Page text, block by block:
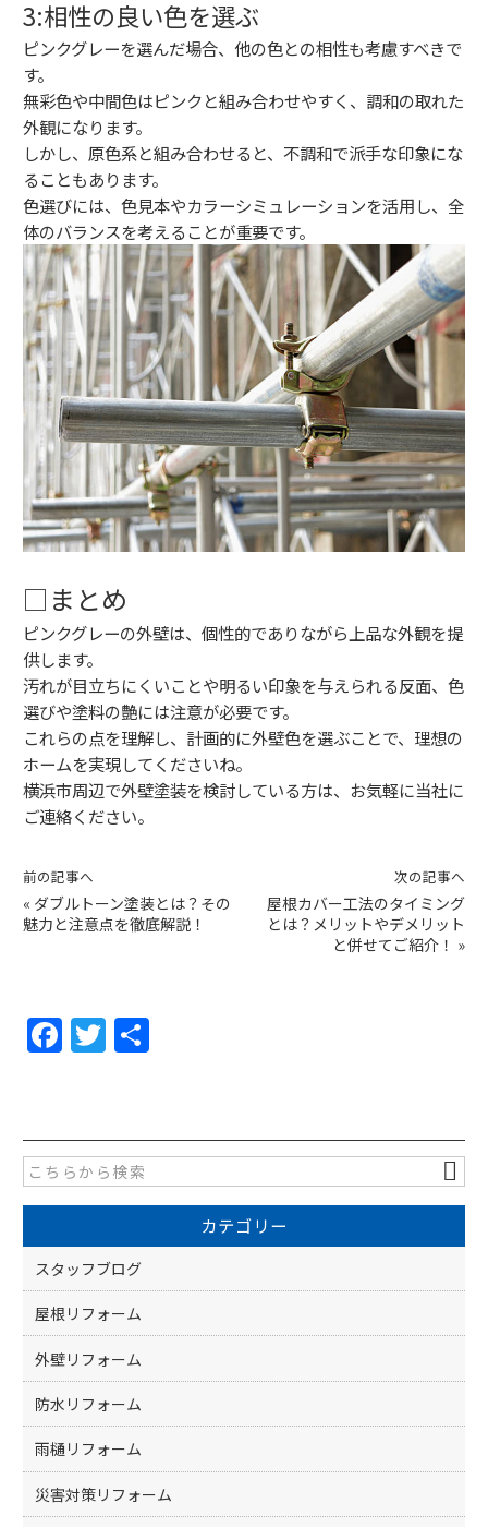
3:相性の良い色を選ぶ
ピンクグレーを選んだ場合、他の色との相性も考慮すべきで
す。
無彩色や中間色はピンクと組み合わせやすく、調和の取れた
外観になります。
しかし、原色系と組み合わせると、不調和で派手な印象にな
ることもあります。
色選びには、色見本やカラーシミュレーションを活用し、全
体のバランスを考えることが重要です。
□まとめ
ピンクグレーの外壁は、個性的でありながら上品な外観を提
供します。
汚れが目立ちにくいことや明るい印象を与えられる反面、色
選びや塗料の艶には注意が必要です。
これらの点を理解し、計画的に外壁色を選ぶことで、理想の
ホームを実現してくださいね。
横浜市周辺で外壁塗装を検討している方は、お気軽に当社に
ご連絡ください。
前の記事へ
« ダブルトーン塗装とは？その
魅力と注意点を徹底解説！
次の記事へ
屋根カバー工法のタイミング
とは？メリットやデメリット
と併せてご紹介！ »
F
a
e
b
o
o
k
T
w
er
カテゴリー
スタッフブログ
屋根リフォーム
外壁リフォーム
防水リフォーム
雨樋リフォーム
災害対策リフォーム